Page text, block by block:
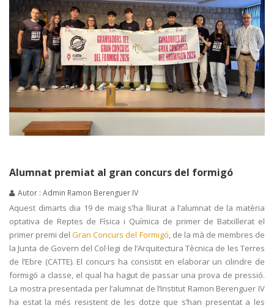
Alumnat premiat al gran concurs del formigó
Autor : Admin Ramon Berenguer IV
Aquest dimarts dia 19 de maig s’ha lliurat a l’alumnat de la matèria
optativa de Reptes de Física i Química de primer de Batxillerat el
primer premi delGran Concurs del Formigó , de la mà de membres de
la Junta de Govern del Col·legi de l’Arquitectura Tècnica de les Terres
de l’Ebre (CATTE). El concurs ha consistit en elaborar un cilindre de
formigó a classe, el qual ha hagut de passar una prova de pressió.
La mostra presentada per l’alumnat de l’Institut Ramon Berenguer IV
ha estat la més resistent de les dotze que s’han presentat a les